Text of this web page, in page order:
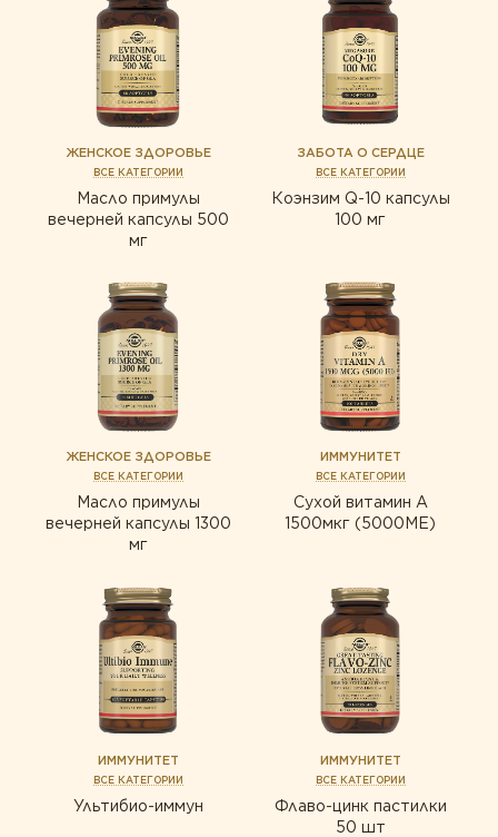
Коэнзим
Минералы
Пробиотики
Ферменты
Комплексы
Коэнзим
Минералы
Растения
Ферменты
ЖЕНСКОЕ ЗДОРОВЬЕ
ВСЕ КАТЕГОРИИ
Масло примулы
вечерней капсулы 500
мг
ЗАБОТА О СЕРДЦЕ
ВСЕ КАТЕГОРИИ
Коэнзим Q-10 капсулы
100 мг
ЖЕНСКОЕ ЗДОРОВЬЕ
ВСЕ КАТЕГОРИИ
Масло примулы
вечерней капсулы 1300
мг
ИММУНИТЕТ
ВСЕ КАТЕГОРИИ
Сухой витамин А
1500мкг (5000МЕ)
ИММУНИТЕТ
ВСЕ КАТЕГОРИИ
Ультибио-иммун
ИММУНИТЕТ
ВСЕ КАТЕГОРИИ
Флаво-цинк пастилки
50 шт